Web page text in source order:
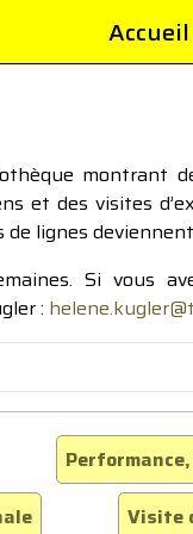
Accueil
et des visites
lignes
Si vous
:
Visite